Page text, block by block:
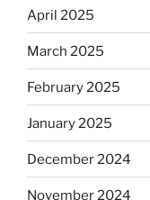
April 2025
March 2025
February 2025
January 2025
December 2024
November 2024